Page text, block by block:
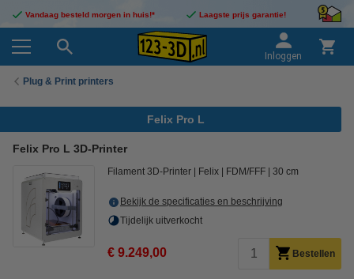
Vandaag besteld morgen in huis!* Laagste prijs garantie!
Inloggen
Plug & Print printers
Felix Pro L
Felix Pro L 3D-Printer
Filament 3D-Printer Felix FDM/FFF 30 cm
Bekijk de specificaties en beschrijving
Tijdelijk uitverkocht
€ 9.249,00 Bestellen